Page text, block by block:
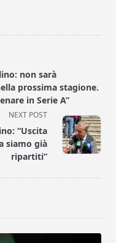
non sarà
prossima stagione.
in Serie A”
NEXT POST
“Uscita
siamo già
ripartiti”